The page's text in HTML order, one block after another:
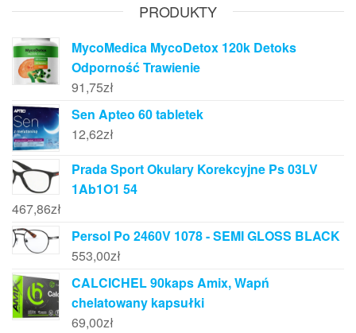
PRODUKTY
MycoMedica MycoDetox 120k Detoks
Odporność Trawienie
91,75zł
Sen Apteo 60 tabletek
12,62zł
Prada Sport Okulary Korekcyjne Ps 03LV
1Ab1O1 54
467,86zł
Persol Po 2460V 1078 - SEMI GLOSS BLACK
553,00zł
CALCICHEL 90kaps Amix, Wapń
chelatowany kapsułki
69,00zł